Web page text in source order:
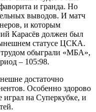
и гранда. Но
выводов. И матч
и которым
Карасёв должен был
статусе ЦСКА.
обыграли «МБА»,
– 105:98.
достаточно
Особенно здорово
на Суперкубке, и